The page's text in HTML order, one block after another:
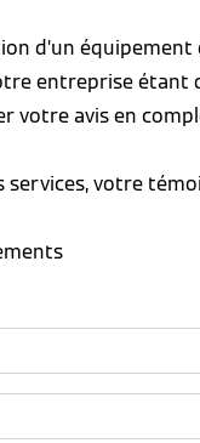
d’un
entreprise étant
votre avis en
services, votre